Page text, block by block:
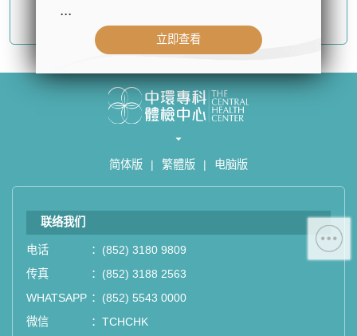
简体版 | 繁體版 | 电脑版
联络我们
电话 ： (852) 3180 9809
传真
： (852) 3188 2563
WHATSAPP ： (852) 5543 0000
微信
： TCHCHK
- 公司名称：中环专科体检中心（The
- 地址：香港皇后大道中99号中环中
心42楼4203室（中环港铁站出口
- WhatsApp：(852) 5543 0000
- 电子邮箱：cs@tchc.hk
“中环专科体检中心”致力为关注健康
人士提供尊尚而优质的体检服务，一
站式进行全方位检查。
...
立即查看